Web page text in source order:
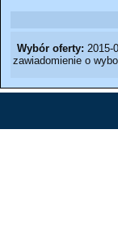
Wybór oferty: 2015-
zawiadomienie o